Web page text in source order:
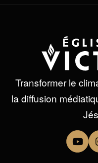
Transformer le
la diffusion